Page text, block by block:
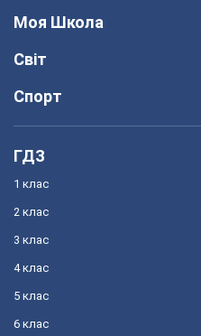
Моя Школа
Світ
Спорт
ГДЗ
1 клас
2 клас
3 клас
4 клас
5 клас
6 клас